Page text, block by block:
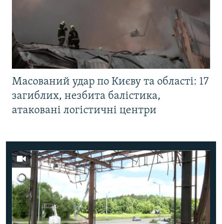
Масований удар по Києву та області: 17
загиблих, незбита балістика,
атаковані логістичні центри